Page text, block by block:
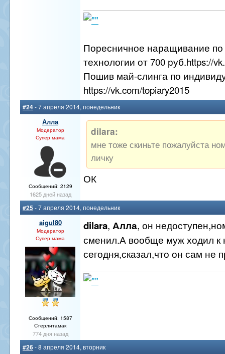
Поресничное наращивание по
технологии от 700 руб.https://
Пошив май-слинга по
https://vk.com/topiary2015
#24- 7 апреля 2014, понедельник
Алла
Модератор
Супер мама
Сообщений: 2129
1625 дней назад
dilara:
мне тоже скиньте пожалуйста
личку
ОК
#25 - 7 апреля 2014, понедельник
aigul80
Модератор
Супер мама
Сообщений: 1587
Стерлитамак
774 дня назад
dilara, Алла, он
сменил.А вообще муж ходил к
сегодня,сказал,что он сам не
#26- 8 апреля 2014, вторник